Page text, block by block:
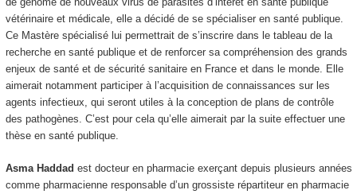
vétérinaire et médicale, elle a décidé de se spécialiser en santé publique.
Ce Mastère spécialisé lui permettrait de s’inscrire dans le tableau de la
recherche en santé publique et de renforcer sa compréhension des grands
enjeux de santé et de sécurité sanitaire en France et dans le monde. Elle
aimerait notamment participer à l’acquisition de connaissances sur les
agents infectieux, qui seront utiles à la conception de plans de contrôle
des pathogènes. C’est pour cela qu’elle aimerait par la suite effectuer une
thèse en santé publique.
Asma Haddad est docteur en pharmacie exerçant depuis plusieurs années
comme pharmacienne responsable d’un grossiste répartiteur en pharmacie